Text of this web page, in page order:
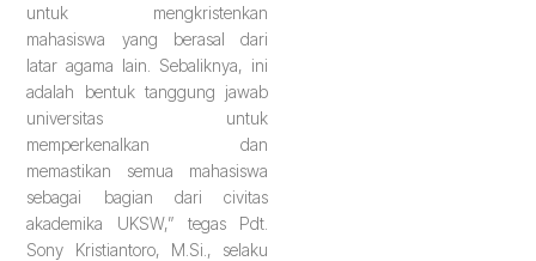
untuk mengkristenkan
mahasiswa yang berasal dari
latar agama lain. Sebaliknya, ini
adalah bentuk tanggung jawab
universitas untuk
memperkenalkan dan
memastikan semua mahasiswa
sebagai bagian dari civitas
akademika UKSW,” tegas Pdt.
Sony Kristiantoro, M.Si., selaku